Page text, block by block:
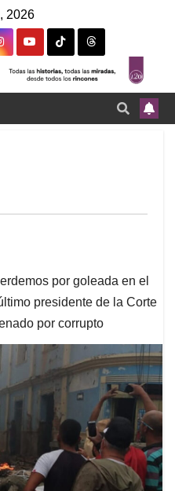
2026
por goleada en el
presidente de la Corte
por corrupto